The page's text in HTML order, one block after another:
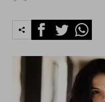
FacebookTwitterWhatsapp